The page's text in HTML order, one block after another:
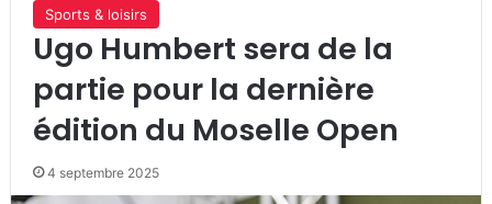
Sports & loisirs
Ugo Humbert sera de la
partie pour la dernière
édition du Moselle Open
4 septembre 2025